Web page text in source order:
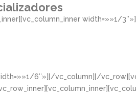
width=»»1/
6″»][/vc_column][/